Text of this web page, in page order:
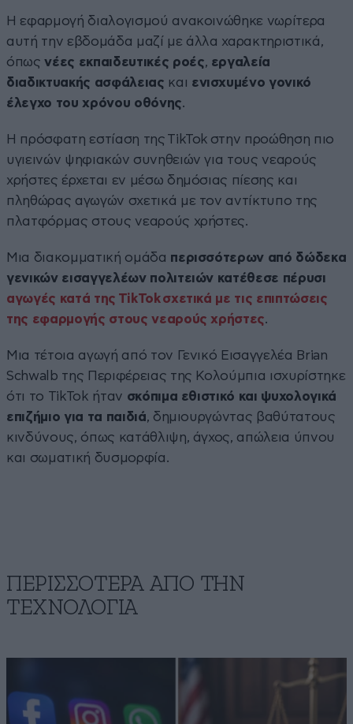
Η εφαρμογή διαλογισμού ανακοινώθηκε νωρίτερα
αυτή την εβδομάδα μαζί με άλλα χαρακτηριστικά,
όπωςνέες εκπαιδευτικές ροές, εργαλεία
διαδικτυακής ασφάλειας και ενισχυμένο γονικό
έλεγχο του χρόνου οθόνης.
Η πρόσφατη εστίαση της TikTok στην προώθηση πιο
υγιεινών ψηφιακών συνηθειών για τους νεαρούς
χρήστες έρχεται εν μέσω δημόσιας πίεσης και
πληθώρας αγωγών σχετικά με τον αντίκτυπο της
πλατφόρμας στους νεαρούς χρήστες.
Μια διακομματική ομάδα περισσότερων από δώδεκα
γενικών εισαγγελέων πολιτειών κατέθεσε πέρυσι
αγωγές κατά της TikTok σχετικά με τις επιπτώσεις
της εφαρμογής στους νεαρούς χρήστες.
Μια τέτοια αγωγή από τον Γενικό Εισαγγελέα Brian
Schwalb της Περιφέρειας της Κολούμπια ισχυρίστηκε
ότι το TikTok ήταν σκόπιμα εθιστικό και ψυχολογικά
επιζήμιο για τα παιδιά, δημιουργώντας βαθύτατους
κινδύνους, όπως κατάθλιψη, άγχος, απώλεια ύπνου
και σωματική δυσμορφία.
ΠΕΡΙΣΣΟΤΕΡΑ ΑΠΟ ΤΗΝ
ΤΕΧΝΟΛΟΓΙΑ